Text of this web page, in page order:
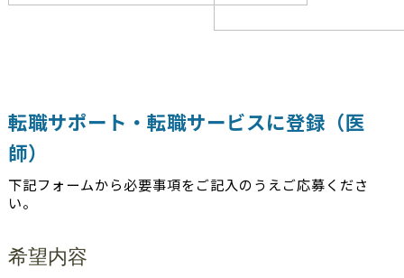
転職サポート・転職サービスに登録（医
師）
下記フォームから必要事項をご記入のうえご応募くださ
い。
希望内容